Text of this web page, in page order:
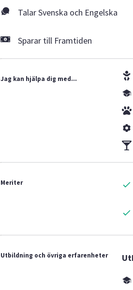
Talar Svenska och Engelska
Sparar till Framtiden
Jag kan hjälpa dig med...
Meriter
Utbildning och övriga erfarenheter